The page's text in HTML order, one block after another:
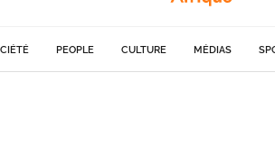
PEOPLE CULTURE MÉDIAS